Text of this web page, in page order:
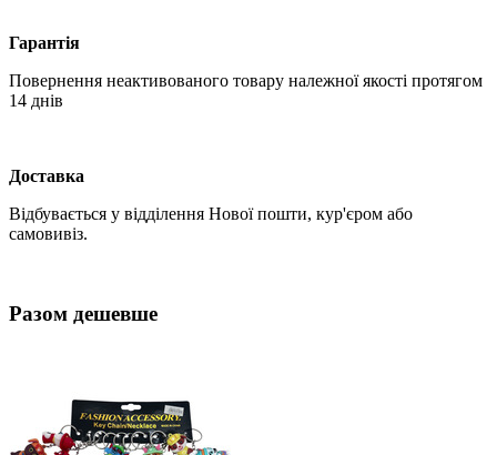
Гарантія
Повернення неактивованого товару належної якості протягом
14 днів
Доставка
Відбувається у відділення Нової пошти, кур'єром або
самовивіз.
Разом дешевше